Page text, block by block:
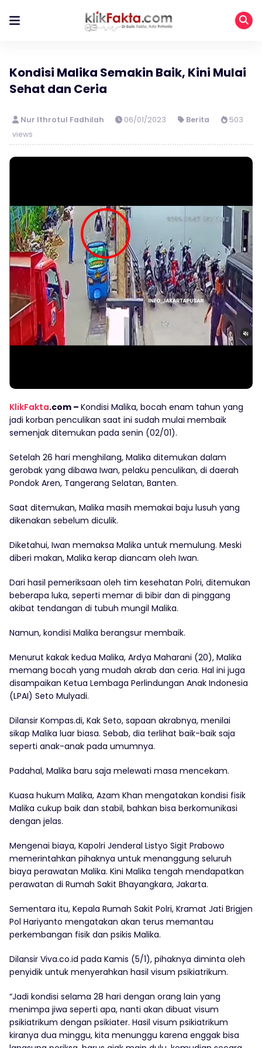
Kondisi Malika Semakin Baik, Kini Mulai
Sehat dan Ceria
Nur Ithrotul Fadhilah 06/01/2023 Berita
503
views
KlikFakta.com – Kondisi Malika, bocah enam tahun yang
jadi korban penculikan saat ini sudah mulai membaik
semenjak ditemukan pada senin (02/01).
Setelah 26 hari menghilang, Malika ditemukan dalam
gerobak yang dibawa Iwan, pelaku penculikan, di daerah
Pondok Aren, Tangerang Selatan, Banten.
Saat ditemukan, Malika masih memakai baju lusuh yang
dikenakan sebelum diculik.
Diketahui, Iwan memaksa Malika untuk memulung. Meski
diberi makan, Malika kerap diancam oleh Iwan.
Dari hasil pemeriksaan oleh tim kesehatan Polri, ditemukan
beberapa luka, seperti memar di bibir dan di pinggang
akibat tendangan di tubuh mungil Malika.
Namun, kondisi Malika berangsur membaik.
Menurut kakak kedua Malika, Ardya Maharani (20), Malika
memang bocah yang mudah akrab dan ceria. Hal ini juga
disampaikan Ketua Lembaga Perlindungan Anak Indonesia
(LPAI) Seto Mulyadi.
Dilansir Kompas.di, Kak Seto, sapaan akrabnya, menilai
sikap Malika luar biasa. Sebab, dia terlihat baik-baik saja
seperti anak-anak pada umumnya.
Padahal, Malika baru saja melewati masa mencekam.
Kuasa hukum Malika, Azam Khan mengatakan kondisi fisik
Malika cukup baik dan stabil, bahkan bisa berkomunikasi
dengan jelas.
Mengenai biaya, Kapolri Jenderal Listyo Sigit Prabowo
memerintahkan pihaknya untuk menanggung seluruh
biaya perawatan Malika. Kini Malika tengah mendapatkan
perawatan di Rumah Sakit Bhayangkara, Jakarta.
Sementara itu, Kepala Rumah Sakit Polri, Kramat Jati Brigjen
Pol Hariyanto mengatakan akan terus memantau
perkembangan fisik dan psikis Malika.
Dilansir Viva.co.id pada Kamis (5/1), pihaknya diminta oleh
penyidik untuk menyerahkan hasil visum psikiatrikum.
“Jadi kondisi selama 28 hari dengan orang lain yang
menimpa jiwa seperti apa, nanti akan dibuat visum
psikiatrikum dengan psikiater. Hasil visum psikiatrikum
kiranya dua minggu, kita menunggu karena enggak bisa